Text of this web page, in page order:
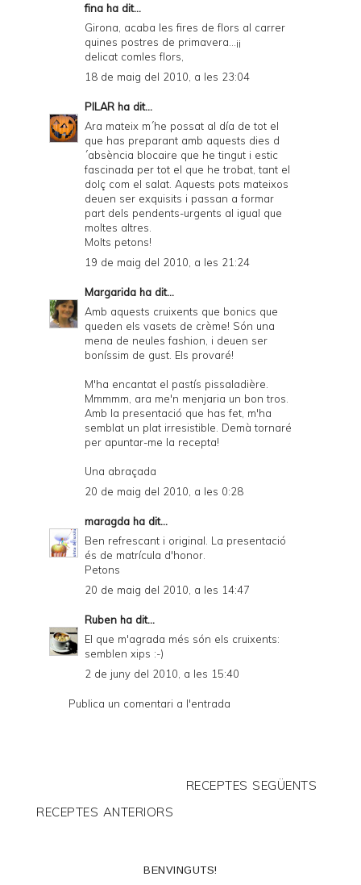
fina ha dit...
Girona, acaba les fires de flors al carrer
quines postres de primavera...¡¡
delicat comles flors,
18 de maig del 2010, a les 23:04
PILAR ha dit...
Ara mateix m´he possat al día de tot el
que has preparant amb aquests dies d
´absència blocaire que he tingut i estic
fascinada per tot el que he trobat, tant el
dolç com el salat. Aquests pots mateixos
deuen ser exquisits i passan a formar
part dels pendents-urgents al igual que
moltes altres.
Molts petons!
19 de maig del 2010, a les 21:24
Margarida ha dit...
Amb aquests cruixents que bonics que
queden els vasets de crème! Són una
mena de neules fashion, i deuen ser
boníssim de gust. Els provaré!
M'ha encantat el pastís pissaladière.
Mmmmm, ara me'n menjaria un bon tros.
Amb la presentació que has fet, m'ha
semblat un plat irresistible. Demà tornaré
per apuntar-me la recepta!
Una abraçada
20 de maig del 2010, a les 0:28
maragda ha dit...
Ben refrescant i original. La presentació
és de matrícula d'honor.
Petons
20 de maig del 2010, a les 14:47
Ruben ha dit...
El que m'agrada més són els cruixents:
semblen xips :-)
2 de juny del 2010, a les 15:40
Publica un comentari a l'entrada
RECEPTES SEGÜENTS
RECEPTES ANTERIORS
BENVINGUTS!